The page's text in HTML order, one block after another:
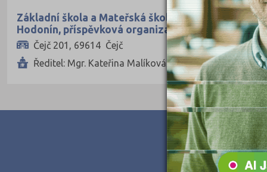
Základní škola a Mateřská škola Čejč, okres
Hodonín, příspěvková organizace
Čejč 201, 69614 Čejč
Ředitel: Mgr. Kateřina Malíková